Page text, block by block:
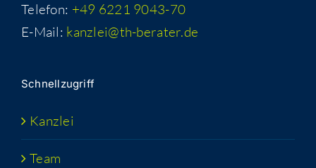
Telefon: +49 6221 9043-70
E-Mail: kanzlei@th-berater.de
Schnell­zu­griff
Kanz­lei
Team